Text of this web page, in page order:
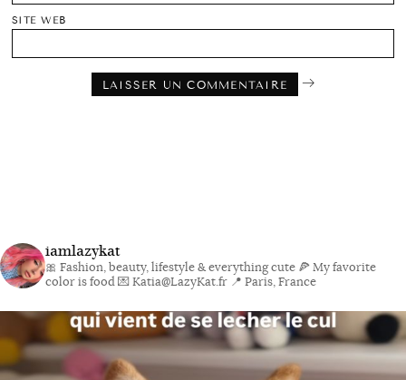
SITE WEB
iamlazykat
🎀 Fashion, beauty, lifestyle & everything cute 🍕 My favorite
color is food💌 Katia@LazyKat.fr 📍 Paris, France